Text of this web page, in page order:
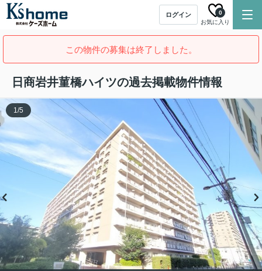
ログイン
お気に入り
0
この物件の募集は終了しました。
日商岩井菫橋ハイツの過去掲載物件情報
1/5